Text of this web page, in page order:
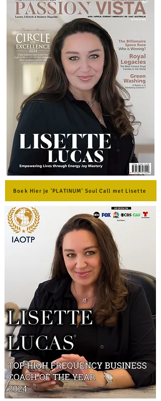
Boek Hier je 'PLATINUM' Soul Call met Lisette